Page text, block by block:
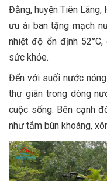
Đằng, huyện Tiên
ưu ái ban tặng mạch
nhiệt độ ổn định
sức khỏe.
Đến với suối nước
thư giãn trong dòng
cuộc sống. Bên cạnh
như tắm bùn khoáng,